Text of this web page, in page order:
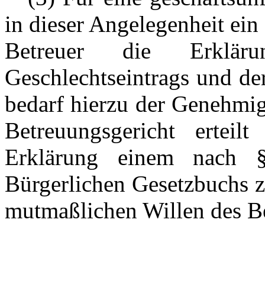
in dieser Angelegenheit
Betreuer die
Geschlechtseintrags und
bedarf hierzu der
Betreuungsgericht
Erklärung einem
Bürgerlichen Gesetzbuchs
mutmaßlichen Willen des